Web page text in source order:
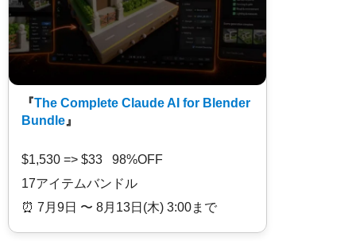
『The Complete Claude AI for Blender
Bundle 』
$1,530 => $33 98%OFF
17アイテムバンドル
⏰️ 7月9日 〜 8月13日(木) 3:00まで